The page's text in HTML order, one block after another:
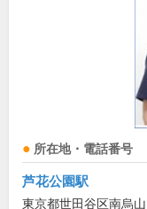
所在地・電話番号
芦花公園駅
東京都世田谷区南烏